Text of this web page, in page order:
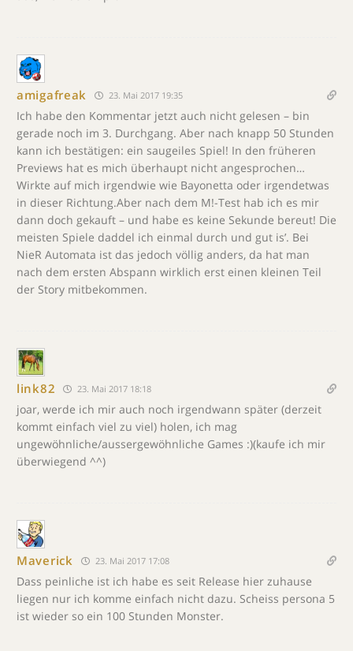
amigafreak 23. Mai 2017 19:35
Ich habe den Kommentar jetzt auch nicht gelesen – bin
gerade noch im 3. Durchgang. Aber nach knapp 50 Stunden
kann ich bestätigen: ein saugeiles Spiel! In den früheren
Previews hat es mich überhaupt nicht angesprochen…
Wirkte auf mich irgendwie wie Bayonetta oder irgendetwas
in dieser Richtung.Aber nach dem M!-Test hab ich es mir
dann doch gekauft – und habe es keine Sekunde bereut! Die
meisten Spiele daddel ich einmal durch und gut is’. Bei
NieR Automata ist das jedoch völlig anders, da hat man
nach dem ersten Abspann wirklich erst einen kleinen Teil
der Story mitbekommen.
link82 23. Mai 2017 18:18
joar, werde ich mir auch noch irgendwann später (derzeit
kommt einfach viel zu viel) holen, ich mag
ungewöhnliche/aussergewöhnliche Games :)(kaufe ich mir
überwiegend ^^)
Maverick 23. Mai 2017 17:08
Dass peinliche ist ich habe es seit Release hier zuhause
liegen nur ich komme einfach nicht dazu. Scheiss persona 5
ist wieder so ein 100 Stunden Monster.